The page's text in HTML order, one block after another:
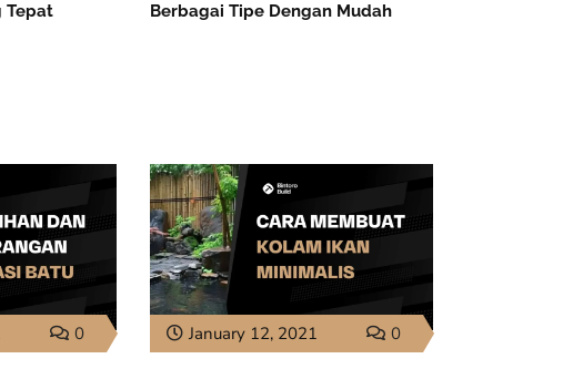
Tepat
Berbagai Tipe Dengan Mudah
0 January 12, 2021 0